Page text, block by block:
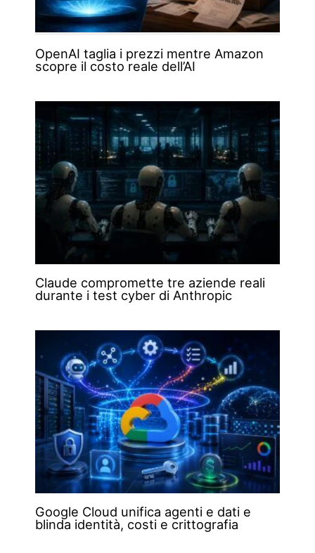
OpenAI taglia i prezzi mentre Amazon
scopre il costo reale dell’AI
Claude compromette tre aziende reali
durante i test cyber di Anthropic
Google Cloud unifica agenti e dati e
blinda identità, costi e crittografia